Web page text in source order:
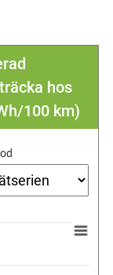
hos
100 km)